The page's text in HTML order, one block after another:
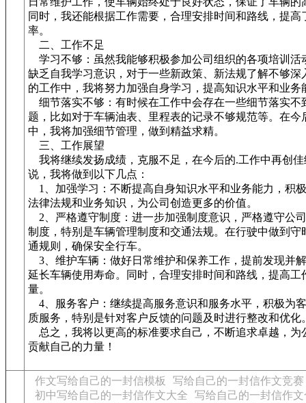
同时，我还能根据工作需要，合理安排时间和路线，提高
率。
二、工作不足
学习不够：虽然我能够积极参加公司组织的各项培训活
缺乏自我学习意识，对于一些新政策、新法规了解不够深
的工作中，我将努力加强自身学习，提高知识水平和业务
细节落实不够：有时候在工作中会存在一些细节落实不
题，比如对于车辆油表、里程表的记录不够规范等。在今
中，我将加强细节管理，做到精益求精。
三、工作展望
我将继续发扬成绩，克服不足，在今后的.工作中再创
说，我将做到以下几点：
1、加强学习：不断提高自身知识水平和业务能力，积
法律法规和业务知识，为公司创造更多的价值。
2、严格遵守制度：进一步加强制度意识，严格遵守公
制度，特别是车辆管理制度和交通法规。在行驶中做到守
通规则，确保安全行车。
3、维护车辆：做好日常维护和保养工作，提前发现并
延长车辆使用寿命。同时，合理安排时间和路线，提高工
量。
4、服务客户：继续提高服务意识和服务水平，积极为
质服务，特别是针对客户反馈的问题及时进行整改和优化
总之，我将以更高的标准要求自己，不断追求卓越，为
贡献自己的力量！
作文写给自己的一封信模板
写给自己的一封信作文竞赛
初中写给自己的一封信作文大全
写给自己的一封信作